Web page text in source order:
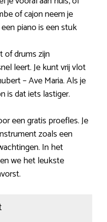
of cajon neem je
piano is een stuk
of drums zijn
leert. Je kunt vrij vlot
– Ave Maria. Als je
is dat iets lastiger.
een gratis proefles. Je
zoals een
In het
we het leukste